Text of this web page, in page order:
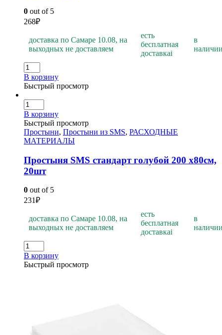
0 out of 5
268₽
доставка по Самаре 10.08, на
выходных не доставляем
есть
бесплатная
доставкаi
в
В корзину
Быстрый просмотр
В корзину
Быстрый просмотр
Простыни, Простыни из SMS, РАСХОДНЫЕ
МАТЕРИАЛЫ
Простыня SMS стандарт голубой 200 х80см,
20шт
0 out of 5
231₽
доставка по Самаре 10.08, на
выходных не доставляем
есть
бесплатная
доставкаi
в
В корзину
Быстрый просмотр